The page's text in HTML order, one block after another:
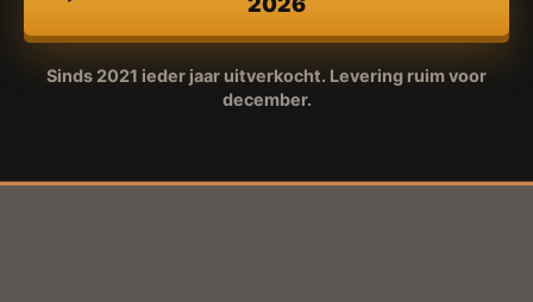
Sinds 2021 ieder jaar uitverkocht. Levering ruim voor
december.